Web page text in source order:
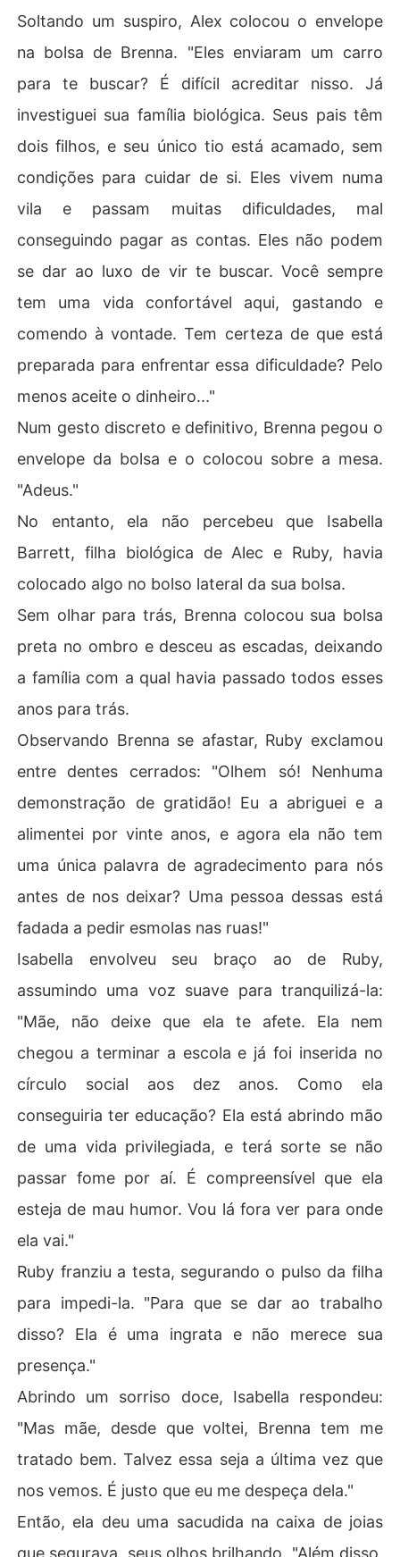
Soltando um suspiro, Alex colocou o envelope
na bolsa de Brenna. "Eles enviaram um carro
para te buscar? É difícil acreditar nisso. Já
investiguei sua família biológica. Seus pais têm
dois filhos, e seu único tio está acamado, sem
condições para cuidar de si. Eles vivem numa
vila e passam muitas dificuldades, mal
conseguindo pagar as contas. Eles não podem
se dar ao luxo de vir te buscar. Você sempre
tem uma vida confortável aqui, gastando e
comendo à vontade. Tem certeza de que está
preparada para enfrentar essa dificuldade? Pelo
menos aceite o dinheiro..."
Num gesto discreto e definitivo, Brenna pegou o
envelope da bolsa e o colocou sobre a mesa.
"Adeus."
No entanto, ela não percebeu que Isabella
Barrett, filha biológica de Alec e Ruby, havia
colocado algo no bolso lateral da sua bolsa.
Sem olhar para trás, Brenna colocou sua bolsa
preta no ombro e desceu as escadas, deixando
a família com a qual havia passado todos esses
anos para trás.
Observando Brenna se afastar, Ruby exclamou
entre dentes cerrados: "Olhem só! Nenhuma
demonstração de gratidão! Eu a abriguei e a
alimentei por vinte anos, e agora ela não tem
uma única palavra de agradecimento para nós
antes de nos deixar? Uma pessoa dessas está
fadada a pedir esmolas nas ruas!"
Isabella envolveu seu braço ao de Ruby,
assumindo uma voz suave para tranquilizá-la:
"Mãe, não deixe que ela te afete. Ela nem
chegou a terminar a escola e já foi inserida no
círculo social aos dez anos. Como ela
conseguiria ter educação? Ela está abrindo mão
de uma vida privilegiada, e terá sorte se não
passar fome por aí. É compreensível que ela
esteja de mau humor. Vou lá fora ver para onde
ela vai."
Ruby franziu a testa, segurando o pulso da filha
para impedi-la. "Para que se dar ao trabalho
disso? Ela é uma ingrata e não merece sua
presença."
Abrindo um sorriso doce, Isabella respondeu:
"Mas mãe, desde que voltei, Brenna tem me
tratado bem. Talvez essa seja a última vez que
nos vemos. É justo que eu me despeça dela."
Então, ela deu uma sacudida na caixa de joias
que segurava, seus olhos brilhando. "Além disso,